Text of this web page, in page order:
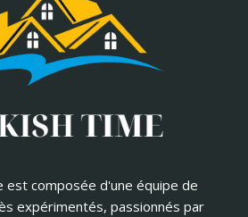
composée d'une équipe de
expérimentés, passionnés par